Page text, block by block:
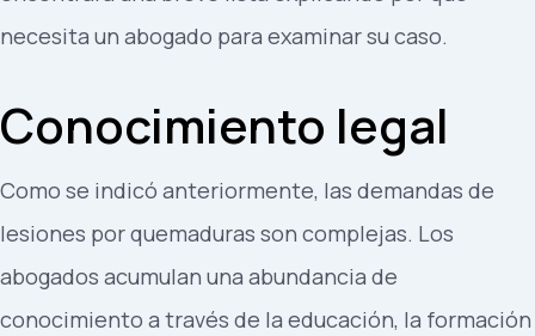
necesita un abogado para examinar su caso.
Conocimiento legal
Como se indicó anteriormente, las demandas de
lesiones por quemaduras son complejas. Los
abogados acumulan una abundancia de
conocimiento a través de la educación, la formación